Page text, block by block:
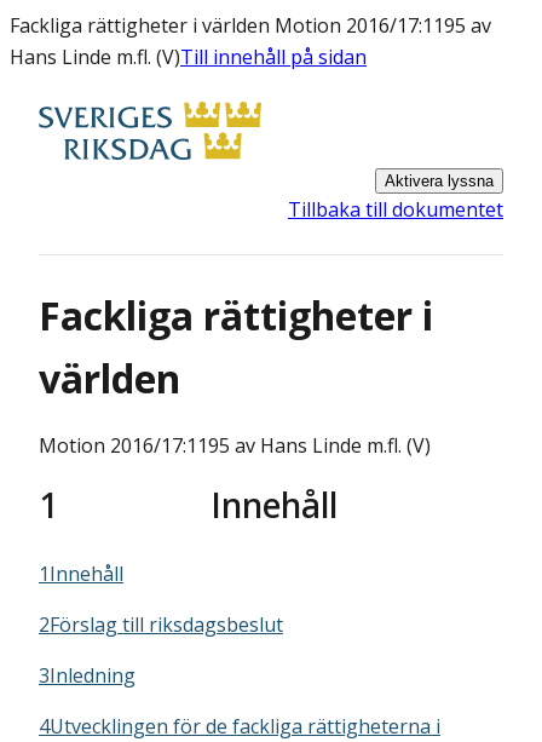
Fackliga rättigheter i världen Motion 2016/17:1195 av
Hans Linde m.fl. (V)Till innehåll på sidan
Aktivera lyssna
Tillbaka till dokumentet
Fackliga rättigheter i
världen
Motion 2016/17:1195 av Hans Linde m.fl. (V)
1 Innehåll
1Innehåll
2Förslag till riksdagsbeslut
3Inledning
4Utvecklingen för de fackliga rättigheterna i